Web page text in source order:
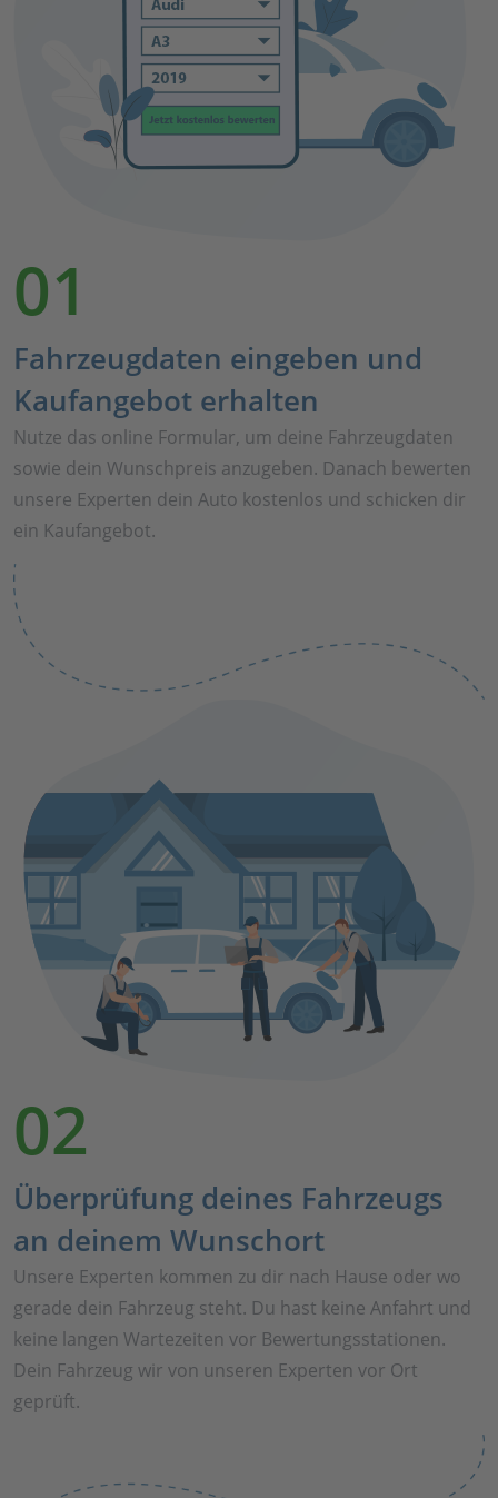
01
Fahrzeugdaten eingeben und
Kaufangebot erhalten
Nutze das online Formular, um deine Fahrzeugdaten
sowie dein Wunschpreis anzugeben. Danach bewerten
unsere Experten dein Auto kostenlos und schicken dir
ein Kaufangebot.
02
Überprüfung deines Fahrzeugs
an deinem Wunschort
Unsere Experten kommen zu dir nach Hause oder wo
gerade dein Fahrzeug steht. Du hast keine Anfahrt und
keine langen Wartezeiten vor Bewertungsstationen.
Dein Fahrzeug wir von unseren Experten vor Ort
geprüft.